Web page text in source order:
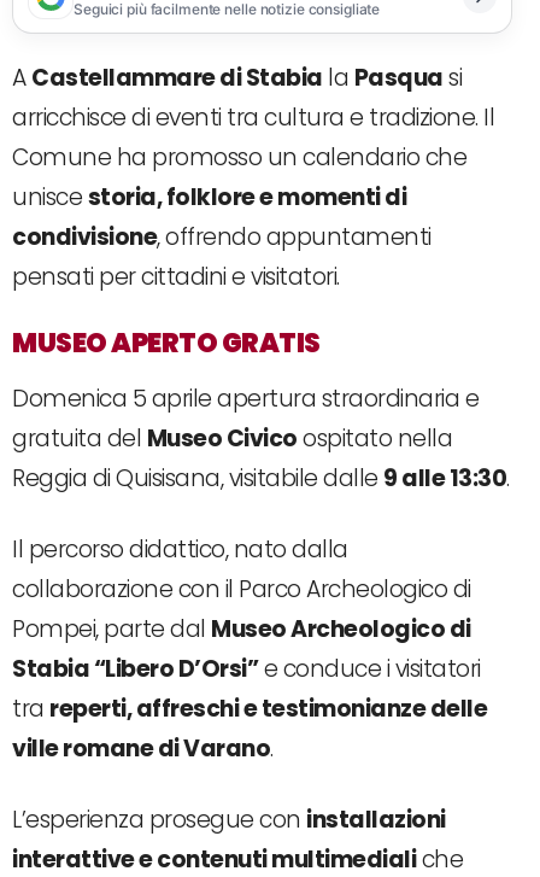
Seguici più facilmente nelle notizie consigliate
ACastellammare di Stabia la Pasquasi
arricchisce di eventi tra cultura e tradizione. Il
Comune ha promosso un calendario che
uniscestoria, folklore e momenti di
condivisione, offrendo appuntamenti
pensati per cittadini e visitatori.
MUSEO APERTO GRATIS
Domenica 5 aprile apertura straordinaria e
gratuita del Museo Civicoospitato nella
Reggia di Quisisana, visitabile dalle 9 alle 13:30.
Il percorso didattico, nato dalla
collaborazione con il Parco Archeologico di
Pompei, parte dal Museo Archeologico di
Stabia “Libero D’Orsi”e conduce i visitatori
tra reperti, affreschi e testimonianze delle
ville romane di Varano.
L’esperienza prosegue con installazioni
interattive e contenuti multimedialiche